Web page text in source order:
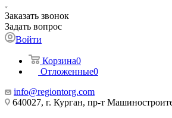
Заказать звонок
Задать вопрос
Войти
Корзина0
Отложенные0
info@regiontorg.com
640027, г. Курган, пр-т